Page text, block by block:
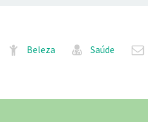
Pular para o conteúdo
Beleza Saúde